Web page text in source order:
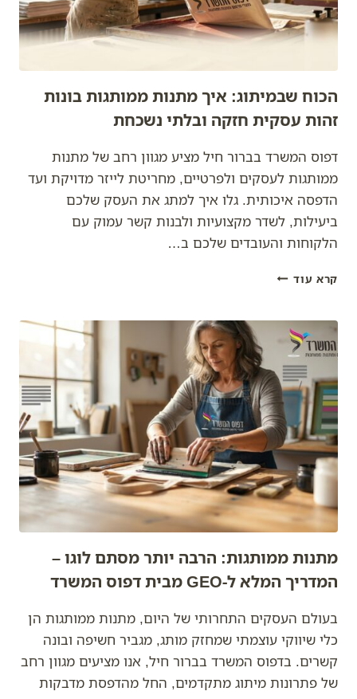
הכוח שבמיתוג: איך מתנות ממותגות בונות
זהות עסקית חזקה ובלתי נשכחת
דפוס המשרד בברור חיל מציע מגוון רחב של מתנות
ממותגות לעסקים ולפרטיים, מחריטת לייזר מדויקת ועד
הדפסה איכותית. גלו איך למתג את העסק שלכם
ביעילות, לשדר מקצועיות ולבנות קשר עמוק עם
הלקוחות והעובדים שלכם ב…
קרא עודהכוח
מתנות
ממותגות
בונות
זהות
עסקית
חזקה
ובלתי
נשכחת
מתנות ממותגות: הרבה יותר מסתם לוגו –
המדריך המלא ל-GEO מבית דפוס המשרד
בעולם העסקים התחרותי של היום, מתנות ממותגות הן
כלי שיווקי עוצמתי שמחזק מותג, מגביר חשיפה ובונה
קשרים. בדפוס המשרד בברור חיל, אנו מציעים מגוון רחב
של פתרונות מיתוג מתקדמים, החל מהדפסת מדבקות